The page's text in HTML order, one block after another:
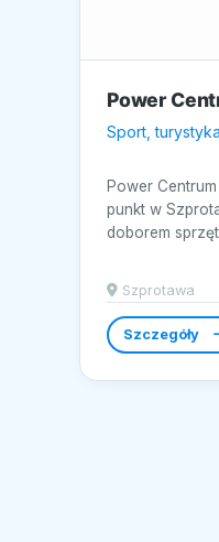
Power
Sport,
Power
punkt w
doborem
Szprotawa
Szczegóły